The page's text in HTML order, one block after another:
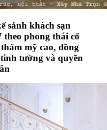
sảnh khách sạn
theo phong thái cổ
mỹ cao, đồng
tường và quyền